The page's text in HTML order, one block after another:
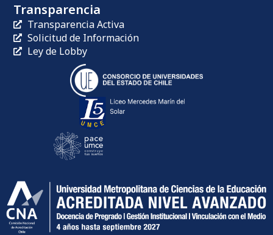
Transparencia
Transparencia Activa
Solicitud de Información
Ley de Lobby